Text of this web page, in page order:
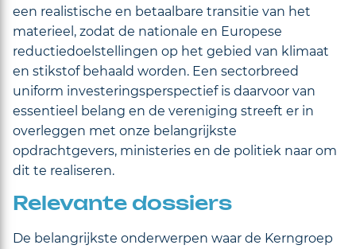
een realistische en betaalbare transitie van het
materieel, zodat de nationale en Europese
reductiedoelstellingen op het gebied van klimaat
en stikstof behaald worden. Een sectorbreed
uniform investeringsperspectief is daarvoor van
essentieel belang en de vereniging streeft er in
overleggen met onze belangrijkste
opdrachtgevers, ministeries en de politiek naar om
dit te realiseren.
Relevante dossiers
De belangrijkste onderwerpen waar de Kerngroep